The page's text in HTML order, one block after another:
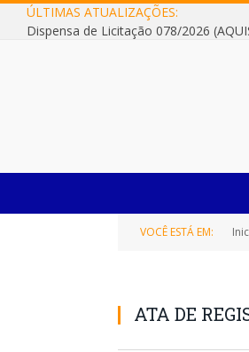
ÚLTIMAS ATUALIZAÇÕES:
VOCÊ ESTÁ EM:
ATA DE